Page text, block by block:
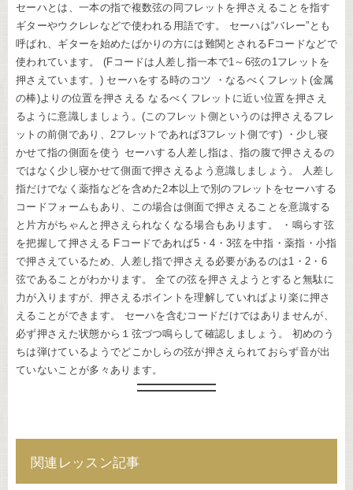
セーハとは、一本の指で複数弦の同フレットを押さえることを指す
ギターやウクレレなどで使われる用語です。 セーハは“バレー”とも
呼ばれ、ギターを始めたばかりの方には難関とされるFコードなどで
使われています。 (Fコードは人差し指一本で1～6弦の1フレットを
押さえています。) セーハをする時のコツ ・なるべくフレット(金属
の棒)よりの位置を押さえる なるべくフレットに近い位置を押さえ
るように意識しましょう。(このフレット側というのは押さえるフレ
ットの前側であり、2フレットであれば3フレット側です) ・少し寝
かせて指の側面を使う セーハする人差し指は、指の腹で押さえるの
ではなく少し寝かせて側面で押さえるよう意識しましょう。 人差し
指だけでなく薬指などを含めた2本以上で別のフレットをセーハする
コードフォームもあり、この場合は側面で押さえることを意識する
と片方がちゃんと押さえられなくなる場合もあります。 ・鳴らす弦
を把握して押さえる Fコードであれば5・4・3弦を中指・薬指・小指
で押さえているため、人差し指で押さえる必要があるのは1・2・6
弦であることがわかります。 全ての弦を押さえようとすると無駄に
力が入りますが、押さえるポイントを理解していればより楽に押さ
えることができます。 セーハを含むコードだけではありませんが、
必ず押さえた状態から１弦づつ鳴らして確認しましょう。 初めのう
ちは弾けているようでどこかしらの弦が押さえられておらず音が出
ていないことが多々あります。
関連レッスン記事